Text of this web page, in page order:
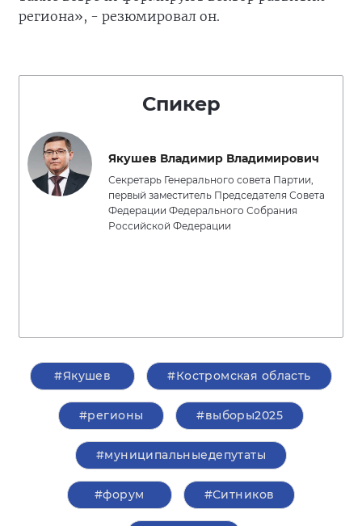
региона», - резюмировал он.
Спикер
Якушев Владимир Владимирович
Секретарь Генерального совета Партии,
первый заместитель Председателя Совета
Федерации Федерального Собрания
Российской Федерации
#Якушев #Костромская область
#регионы #выборы2025
#муниципальныедепутаты
#форум #Ситников